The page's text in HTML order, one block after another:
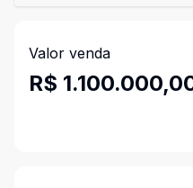
Valor venda
R$